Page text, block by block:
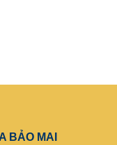
BẢO MAI